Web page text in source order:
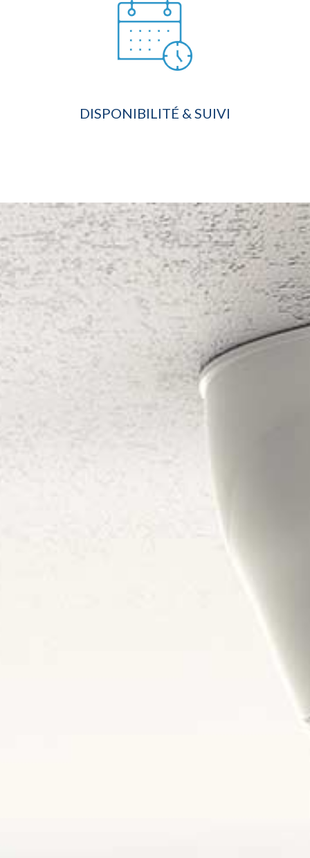
DISPONIBILITÉ & SUIVI